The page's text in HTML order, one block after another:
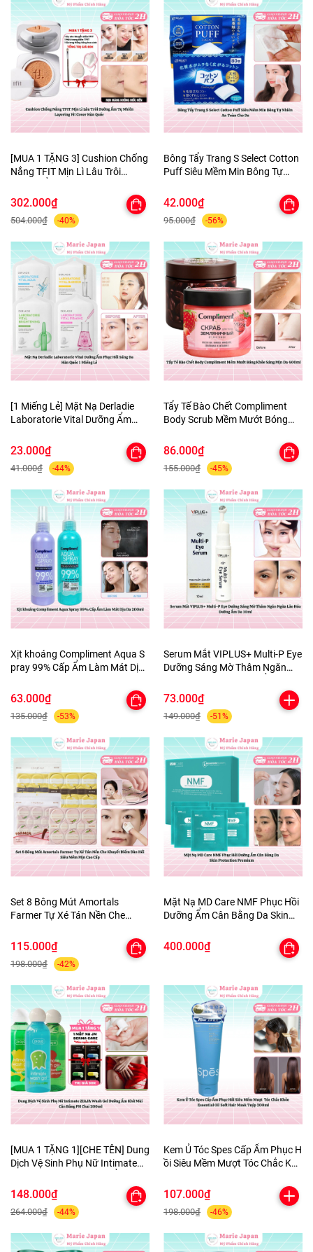
[MUA 1 TẶNG 3] Cushion Chống
Nắng TFIT Mịn Lì Lâu Trôi
Fit Cover Hàn Quốc
302.000₫
504.000₫ -40%
Bông Tẩy Trang S Select Cotton
Puff Siêu Mềm Min Bông Tự
42.000₫
95.000₫ -56%
[1 Miếng Lẻ] Mặt Nạ Derladie
Laboratorie Vital Dưỡng Ẩm
23.000₫
41.000₫ -44%
Tẩy Tế Bào Chết Compliment
Body Scrub Mềm Mướt Bóng
86.000₫
155.000₫ -45%
Xịt khoáng Compliment Aqua S
pray 99% Cấp Ẩm Làm Mát Dịu
63.000₫
135.000₫ -53%
Serum Mắt VIPLUS+ Multi-P Eye
Dưỡng Sáng Mờ Thâm Ngăn
10ml
73.000₫
149.000₫ -51%
Set 8 Bông Mút Amortals
Farmer Tự Xé Tán Nền Che
Mịn Cao Cấp
115.000₫
198.000₫ -42%
Mặt Nạ MD Care NMF Phục Hồi
Dưỡng Ẩm Cân Bằng Da Skin
400.000₫
[MUA 1 TẶNG 1][CHE TÊN] Dung
Dịch Vệ Sinh Phụ Nữ Intimate
KhửMùi CânBằng PH Chai
200ml-TẶNG 1MASK
148.000₫
264.000₫ -44%
Kem Ủ Tóc Spes Cấp Ẩm Phục H
ồi Siêu Mềm Mượt Tóc Chắc Khỏ
ýp 200ml
107.000₫
198.000₫ -46%